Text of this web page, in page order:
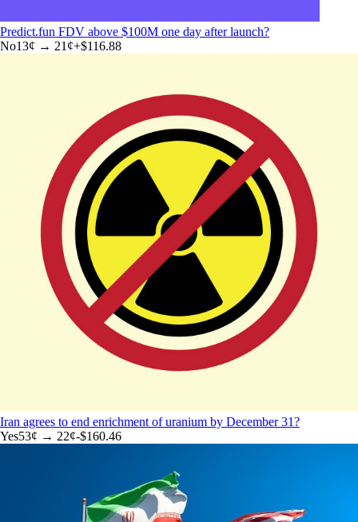
Predict.fun FDV above $100M one day after launch?
No13¢ → 21¢+$116.88
Iran agrees to end enrichment of uranium by December 31?
Yes53¢ → 22¢-$160.46